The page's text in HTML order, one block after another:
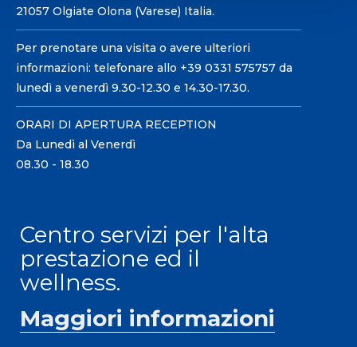
21057 Olgiate Olona (Varese) Italia.
Per prenotare una visita o avere ulteriori
informazioni: telefonare allo +39 0331 575757 da
lunedì a venerdì 9.30-12.30 e 14.30-17.30.
ORARI DI APERTURA RECEPTION
Da Lunedì al Venerdì
08.30 - 18.30
Centro servizi per l'alta
prestazione ed il
wellness.
Maggiori informazioni